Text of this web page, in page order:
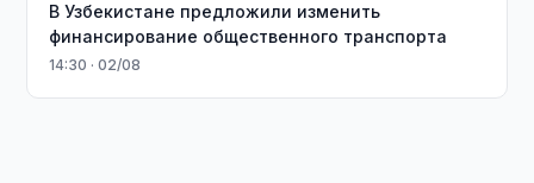
В Узбекистане предложили изменить
финансирование общественного транспорта
14:30 · 02/08